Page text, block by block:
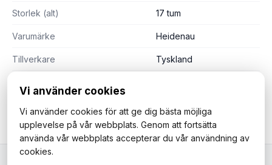
Storlek (alt) 17 tum
Varumärke Heidenau
Tillverkare Tyskland
Vi använder cookies
Vi använder cookies för att ge dig bästa möjliga
upplevelse på vår webbplats. Genom att fortsätta
använda vår webbplats accepterar du vår användning av
cookies.